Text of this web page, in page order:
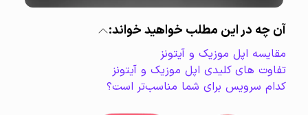
آن چه در این مطلب خواهید خواند:
مقایسه اپل موزیک و آیتونز
تفاوت های کلیدی اپل موزیک و آیتونز
کدام سرویس برای شما مناسب‌تر است؟